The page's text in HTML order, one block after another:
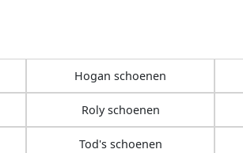
Hogan schoenen
Roly schoenen
Tod's schoenen